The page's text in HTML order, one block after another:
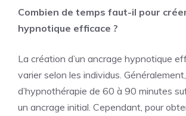
Combien de temps faut-il pour
hypnotique efficace ?
La création d’un ancrage hypnotique
varier selon les individus.
d’hypnothérapie de 60 à 90 minutes
un ancrage initial. Cependant, pour